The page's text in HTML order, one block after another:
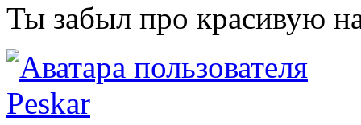
Ты забыл про красивую
Peskar